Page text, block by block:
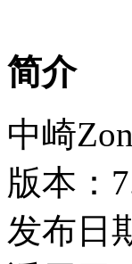
简介
中崎
版本：
发布日